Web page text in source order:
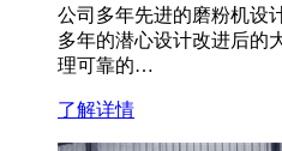
公司多年先进的磨粉机设
多年的潜心设计改进后的
理可靠的…
了解详情